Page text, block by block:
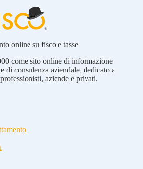
online su fisco e tasse
come sito online di informazione
di consulenza aziendale, dedicato a
aziende e privati.